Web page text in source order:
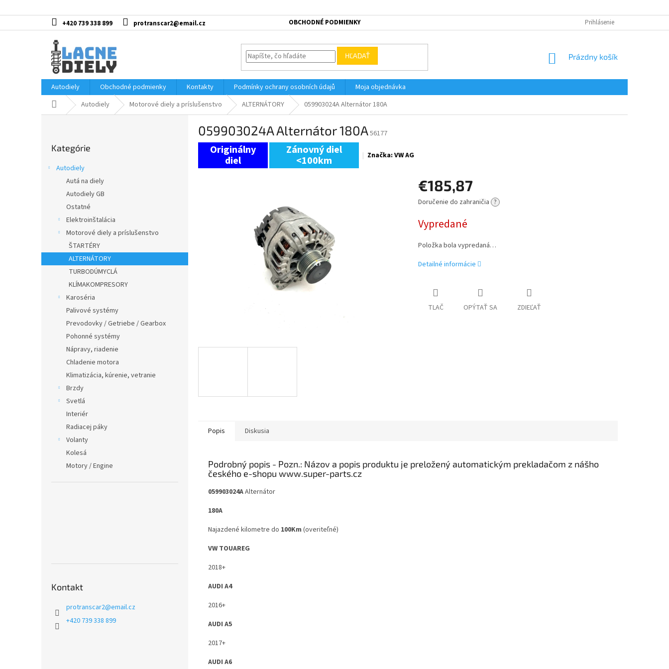
na
+420 739 338 899 protranscar2@email.cz OBCHODNÉ PODMIENKY Prihlásenie
HĽADAŤ
NÁKUPNÝ
Prázdny košík
Autodiely Obchodné podmienky Kontakty Podmínky ochrany osobních údajů
Moja objednávka
DomovAutodiely Motorové diely a príslušenstvo ALTERNÁTORY 059903024A Alternátor 180A
kategórie
Kategórie
Autodiely
Autá na diely
Autodiely GB
Ostatné
Elektroinštalácia
Motorové diely a príslušenstvo
ŠTARTÉRY
ALTERNÁTORY
TURBODÚMYCLÁ
KLÍMAKOMPRESORY
Karoséria
Palivové systémy
Prevodovky / Getriebe / Gearbox
Pohonné systémy
Nápravy, riadenie
Chladenie motora
Klimatizácia, kúrenie, vetranie
Brzdy
Svetlá
Interiér
Radiacej páky
Volanty
Kolesá
Motory / Engine
Kontakt
protranscar2@email.cz
+420 739 338 899
059903024A Alternátor 180A56177
Zánovný diel
<100km Značka: VW AG
€185,87
Jednotková
Doručenie do zahraničia ?
Vypredané
Položka bola vypredaná…
Detailné informácie
TLAČ OPÝTAŤ SA ZDIEĽAŤ
Popis Diskusia
Podrobný popis
059903024AAlternátor
180A
Najazdené kilometre do 100Km (overiteľné)
VW TOUAREG
2018+
AUDI A4
2016+
AUDI A5
2017+
AUDI A6